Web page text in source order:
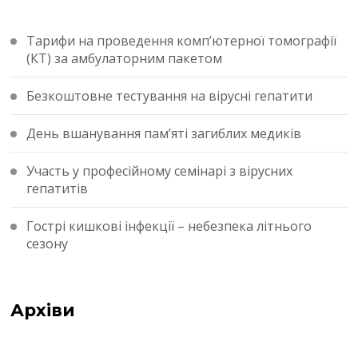
Тарифи на проведення комп’ютерної томографії
(КТ) за амбулаторним пакетом
Безкоштовне тестування на вірусні гепатити
День вшанування пам’яті загиблих медиків
Участь у професійному семінарі з вірусних
гепатитів
Гострі кишкові інфекції – небезпека літнього
сезону
Архіви